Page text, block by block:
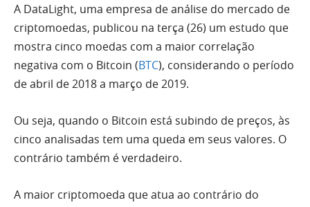
A DataLight, uma empresa de análise do mercado de
criptomoedas, publicou na terça (26) um estudo que
mostra cinco moedas com a maior correlação
negativa com o Bitcoin (BTC), considerando o período
de abril de 2018 a março de 2019.
Ou seja, quando o Bitcoin está subindo de preços, às
cinco analisadas tem uma queda em seus valores. O
contrário também é verdadeiro.
A maior criptomoeda que atua ao contrário do